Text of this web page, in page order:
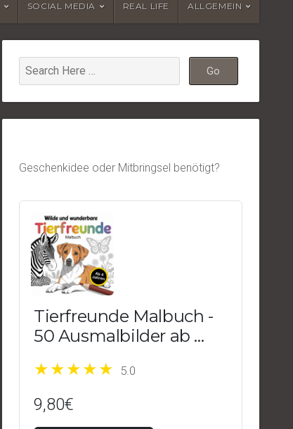
SOCIAL MEDIA REAL LIFE ALLGEMEIN
Geschenkidee oder Mitbringsel benötigt?
Tierfreunde Malbuch -
50 Ausmalbilder ab 4
5.0
9,80€